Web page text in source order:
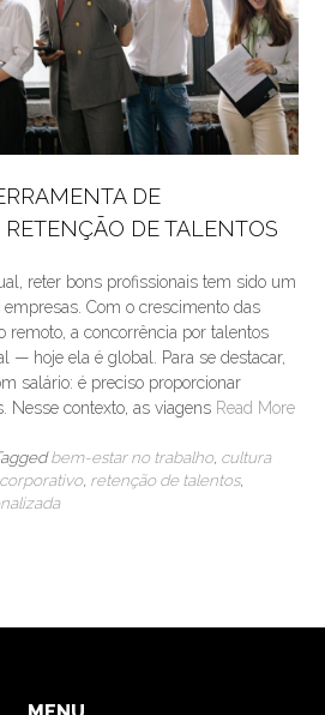
DE
DE TALENTOS
reter bons profissionais tem sido um
Com o crescimento das
remoto, a concorrência por talentos
— hoje ela é global. Para se destacar,
salário: é preciso proporcionar
Nesse contexto, as viagens Read More
bem-estar no trabalho, cultura
, retenção de talentos,